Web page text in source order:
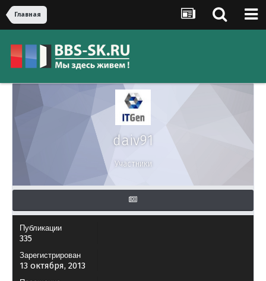
Главная
daiv91
Участники
Публикации
335
Зарегистрирован
13 октября, 2013